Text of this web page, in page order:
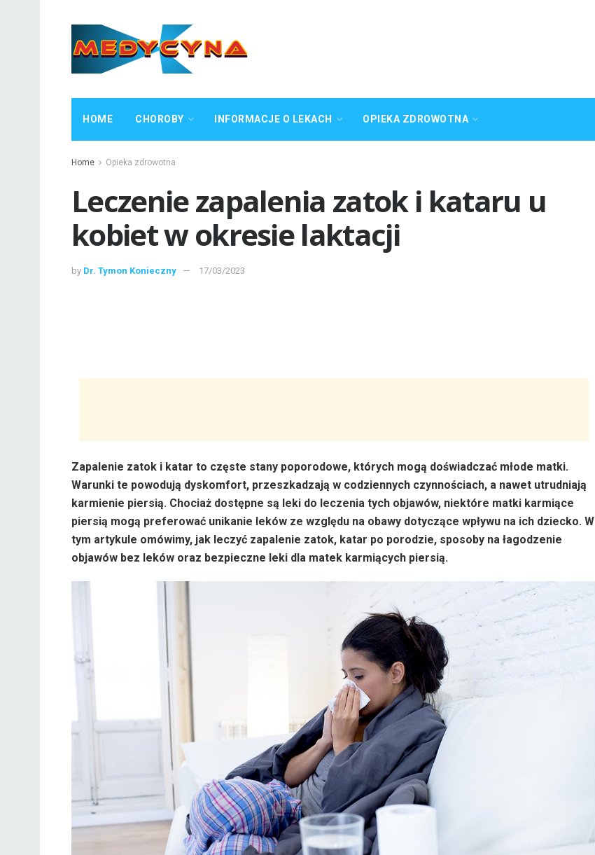
HOME CHOROBY INFORMACJE O LEKACH OPIEKA ZDROWOTNA
Home Opieka zdrowotna
Leczenie zapalenia zatok i kataru u
kobiet w okresie laktacji
by Dr. Tymon Konieczny 17/03/2023
Zapalenie zatok i katar to częste stany poporodowe, których mogą doświadczać młode matki.
Warunki te powodują dyskomfort, przeszkadzają w codziennych czynnościach, a nawet utrudniają
karmienie piersią. Chociaż dostępne są leki do leczenia tych objawów, niektóre matki karmiące
piersią mogą preferować unikanie leków ze względu na obawy dotyczące wpływu na ich dziecko. W
tym artykule omówimy, jak leczyć zapalenie zatok, katar po porodzie, sposoby na łagodzenie
objawów bez leków oraz bezpieczne leki dla matek karmiących piersią.